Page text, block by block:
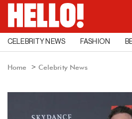
CELEBRITY NEWS FASHION
Home Celebrity News